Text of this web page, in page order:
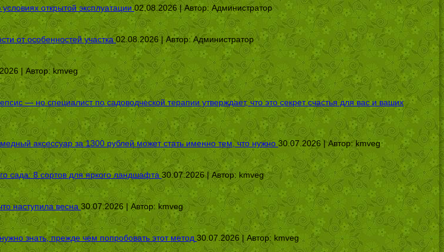
открытой эксплуатации 02.08.2026 | Автор:Администратор
от особенностей участка 02.08.2026 | Автор:Администратор
| Автор: kmveg
— но специалист по садоводческой терапии утверждает, что это секрет счастья для вас и ваших
аксессуар за 1300 рублей может стать именно тем, что нужно 30.07.2026 | Автор:kmveg
сада: 8 сортов для яркого ландшафта 30.07.2026 | Автор: kmveg
наступила весна 30.07.2026 | Автор: kmveg
знать, прежде чем попробовать этот метод 30.07.2026 | Автор: kmveg